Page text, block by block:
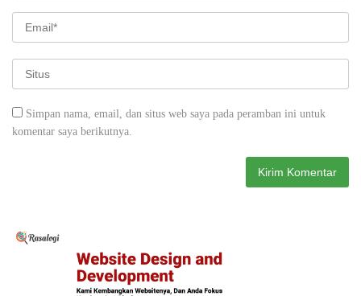
Simpan nama, email, dan situs web saya pada peramban ini untuk
komentar saya berikutnya.